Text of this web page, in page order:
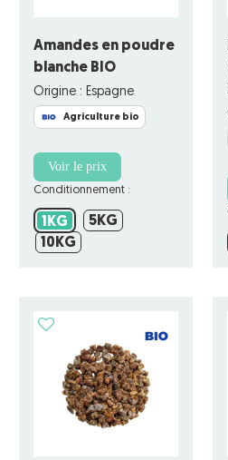
Amandes en poudre
blanche BIO
Origine : Espagne
Agriculture bio
Voir le prix
Conditionnement :
1KG 1KG5KG
10KG